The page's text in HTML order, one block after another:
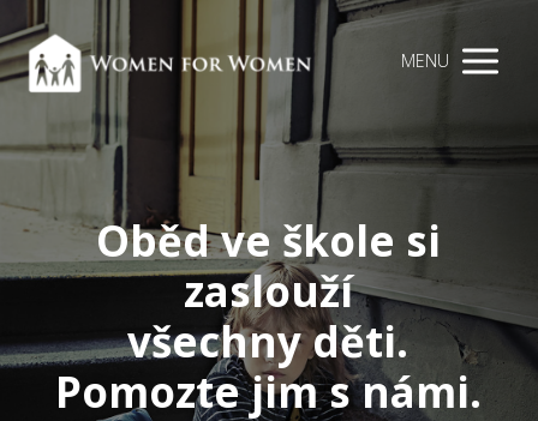
MENU
Oběd ve škole si
zaslouží
všechny děti.
Pomozte jim s námi.